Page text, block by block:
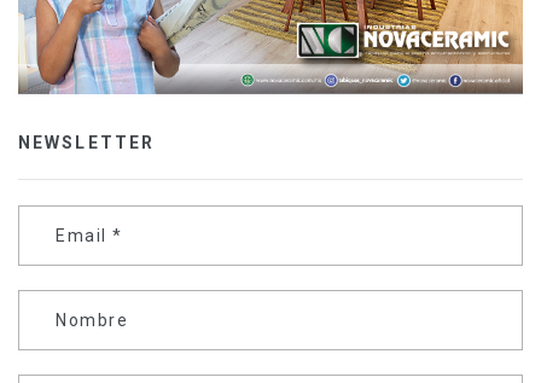
NEWSLETTER
Email *
Nombre